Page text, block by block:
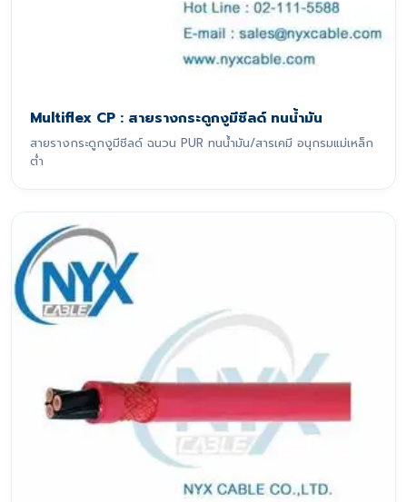
Multiflex CP : สายรางกระดูกงูมีชีลด์ ทนน้ำมัน
สายรางกระดูกงูมีชีลด์ ฉนวน PUR ทนน้ำมัน/สารเคมี อนุกรมแม่เหล็ก
ต่ำ